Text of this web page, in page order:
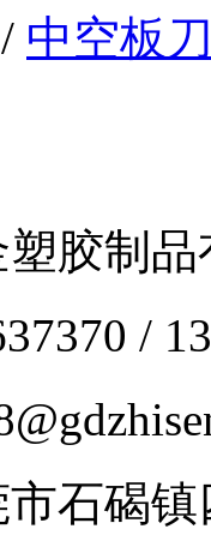
/ 中空板
胶制
/
石碣